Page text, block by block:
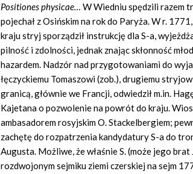
Positiones physicae… W Wiedniu spędzili razem
pojechał z Osińskim na rok do Paryża. W r.
kraju stryj sporządził instrukcję dla S-a,
pilność i zdolności, jednak znając skłonność
hazardem. Nadzór nad przygotowaniami do
łęczyckiemu Tomaszowi (zob.), drugiemu
granicą, głównie we Francji, odwiedził m.in.
Kajetana o pozwolenie na powrót do kraju.
ambasadorem rosyjskim O. Stackelbergiem;
zachętę do rozpatrzenia kandydatury S-a do
Augusta. Możliwe, że właśnie S. (może jego
rozdwojonym sejmiku ziemi czerskiej na sejm